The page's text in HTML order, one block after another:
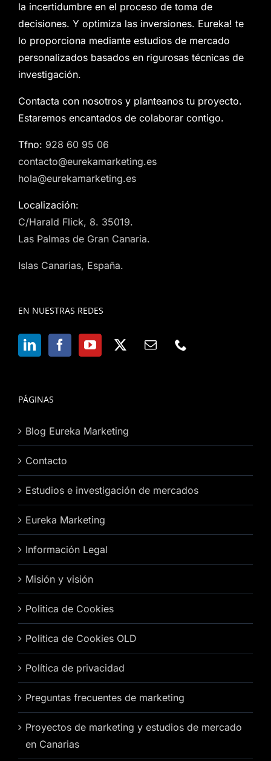
la incertidumbre en el proceso de toma de
decisiones. Y optimiza las inversiones. Eureka! te
lo proporciona mediante estudios de mercado
personalizados basados en rigurosas técnicas de
investigación.
Contacta con nosotros y planteanos tu proyecto.
Estaremos encantados de colaborar contigo.
Tfno: 928 60 95 06
contacto@eurekamarketing.es
hola@eurekamarketing.es
Localización:
C/Harald Flick, 8. 35019.
Las Palmas de Gran Canaria.
Islas Canarias, España.
EN NUESTRAS REDES
PÁGINAS
Blog Eureka Marketing
Contacto
Estudios e investigación de mercados
Eureka Marketing
Información Legal
Misión y visión
Politica de Cookies
Politica de Cookies OLD
Política de privacidad
Preguntas frecuentes de marketing
Proyectos de marketing y estudios de mercado
en Canarias